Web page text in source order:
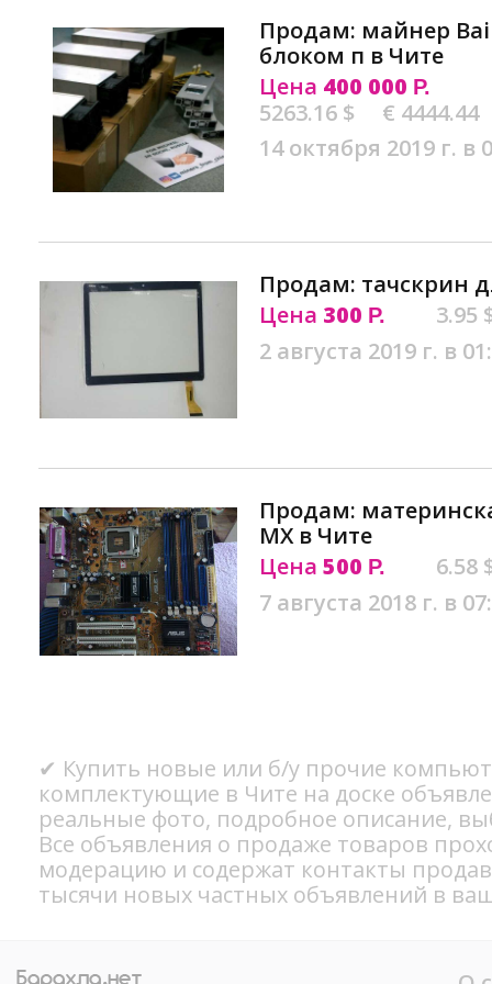
Продам: майнер
блоком п в Чите
Цена 400 000 Р.
5263.16 $
€ 4444.44
14 октября 2019 г. в
Продам: тачскрин
Цена 300 Р.
3.95
2 августа 2019 г. в
Продам:
MX в Чите
Цена 500 Р.
6.58
7 августа 2018 г. в
✔ Купить новые или б/у прочие
комплектующие в Чите на доске
реальные фото, подробное описание,
Все объявления о продаже товаров
модерацию и содержат контакты
тысячи новых частных объявлений в